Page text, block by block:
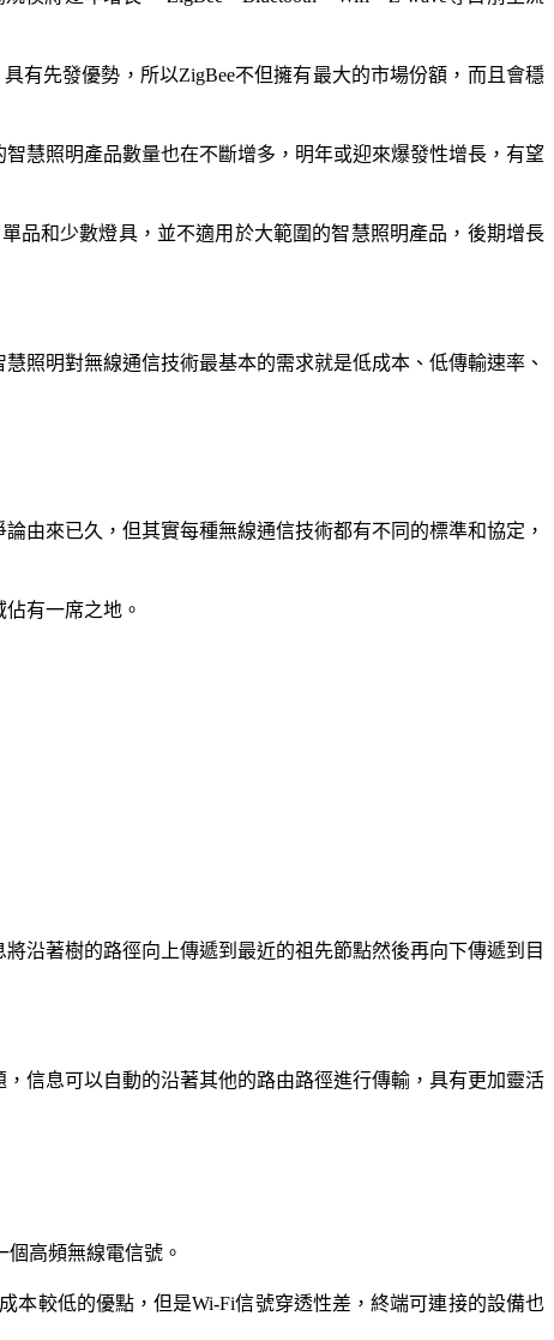
有先發優勢，所以ZigBee不但擁有最大的市場份額，而且會穩
慧照明產品數量也在不斷增多，明年或迎來爆發性增長，有望
品和少數燈具，並不適用於大範圍的智慧照明產品，後期增長
照明對無線通信技術最基本的需求就是低成本、低傳輸速率、
由來已久，但其實每種無線通信技術都有不同的標準和協定，
有一席之地。
沿著樹的路徑向上傳遞到最近的祖先節點然後再向下傳遞到目
信息可以自動的沿著其他的路由路徑進行傳輸，具有更加靈活
高頻無線電信號。
本較低的優點，但是Wi-Fi信號穿透性差，終端可連接的設備也